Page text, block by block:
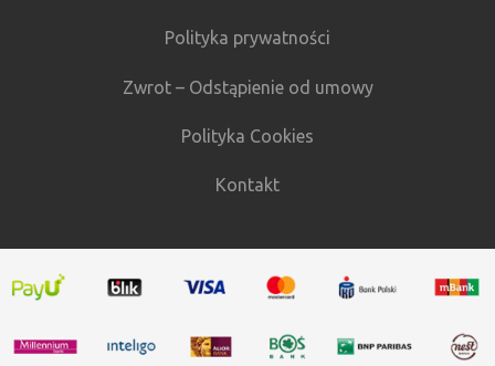
Polityka prywatności
Zwrot – Odstąpienie od umowy
Polityka Cookies
Kontakt